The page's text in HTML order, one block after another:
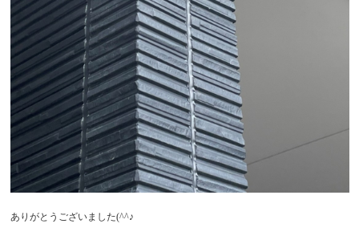
ありがとうございました(^^♪